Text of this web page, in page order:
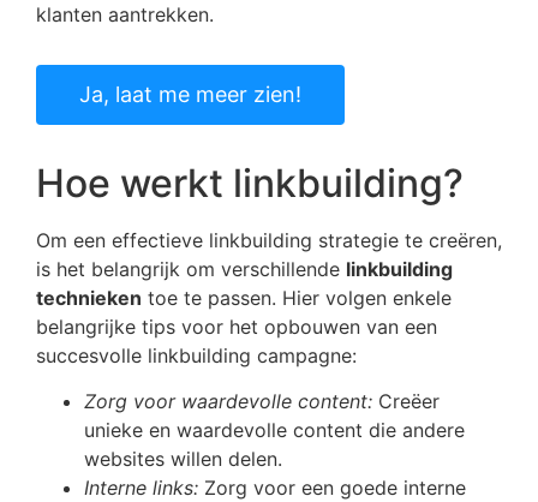
klanten aantrekken.
Ja, laat me meer zien!
Hoe werkt linkbuilding?
Om een effectieve linkbuilding strategie te creëren,
is het belangrijk om verschillende linkbuilding
technieken toe te passen. Hier volgen enkele
belangrijke tips voor het opbouwen van een
succesvolle linkbuilding campagne:
Zorg voor waardevolle content: Creëer
unieke en waardevolle content die andere
websites willen delen.
Interne links: Zorg voor een goede interne